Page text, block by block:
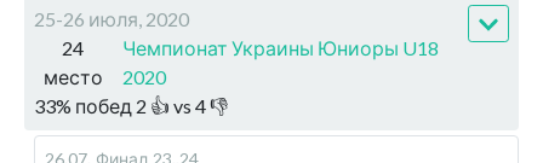
25-26 июля, 2020
24
место
Чемпионат Украины Юниоры U18
2020
33% побед 2 👍 vs 4👎